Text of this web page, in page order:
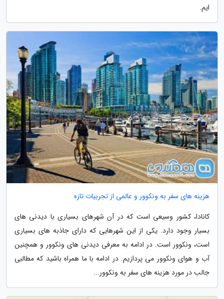
ایم.
هزینه های سفر به ونکوور و عالمی از تجربیات تازه
کانادا، کشور وسیعی است که در آن شهرهای بسیاری با دیدنی های
بسیار وجود دارد. یکی از این شهرهایی که دارای جاذبه های بسیاری
است، ونکوور است. در ادامه به معرفی دیدنی های ونکوور و همچنین
آب و هوای ونکوور می پردازیم. در ادامه با ما همراه باشید که مطالبی
جالب در مورد هزینه های سفر به ونکوور...